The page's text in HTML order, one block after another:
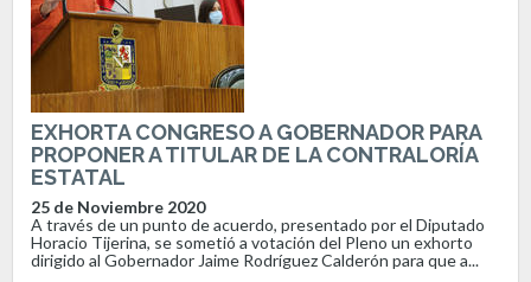
EXHORTA CONGRESO A GOBERNADOR PARA
PROPONER A TITULAR DE LA CONTRALORÍA
ESTATAL
25 de Noviembre 2020
A través de un punto de acuerdo, presentado por el Diputado
Horacio Tijerina, se sometió a votación del Pleno un exhorto
dirigido al Gobernador Jaime Rodríguez Calderón para que a...